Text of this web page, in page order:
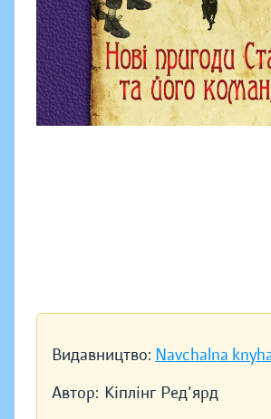
Видавництво: Navchalna
Автор: Кіплінг Ред'ярд